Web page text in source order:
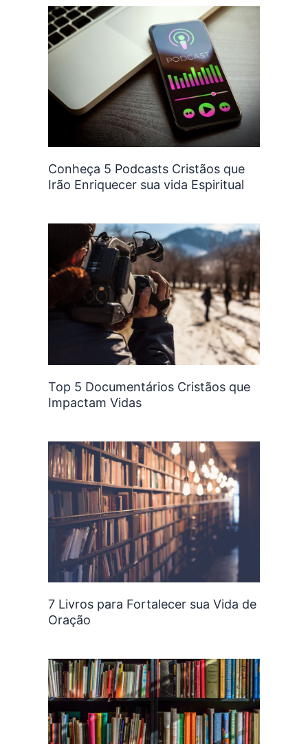
Conheça 5 Podcasts Cristãos que
Irão Enriquecer sua vida Espiritual
Top 5 Documentários Cristãos que
Impactam Vidas
7 Livros para Fortalecer sua Vida de
Oração